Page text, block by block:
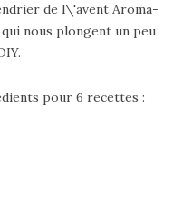
de l\'avent Aroma-
nous plongent un peu
pour 6 recettes :